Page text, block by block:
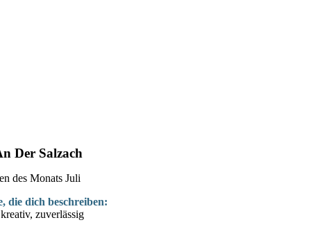
Der Salzach
des Monats Juli
die dich beschreiben:
zuverlässig